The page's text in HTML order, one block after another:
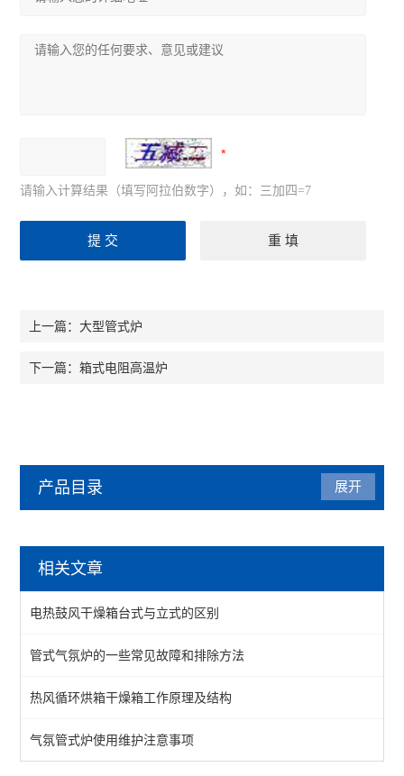
请输入计算结果（填写阿拉伯数字），如：三加四=7
上一篇：大型管式炉
下一篇：箱式电阻高温炉
产品目录
箱式气氛炉
1200℃气氛炉
1400℃气氛炉
1700℃气氛炉
真空气氛炉
展开
相关文章
电热鼓风干燥箱台式与立式的区别
管式气氛炉的一些常见故障和排除方法
热风循环烘箱干燥箱工作原理及结构
气氛管式炉使用维护注意事项